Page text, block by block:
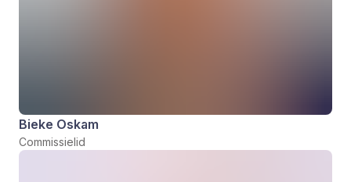
Bieke Oskam
Commissielid